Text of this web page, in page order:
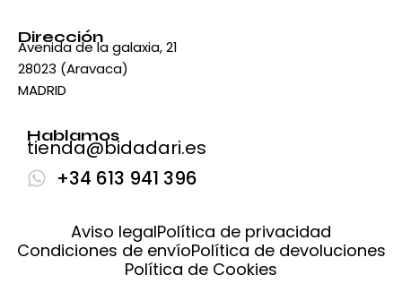
Dirección
Avenida de la galaxia, 21
28023 (Aravaca)
MADRID
Hablamos
tienda@bidadari.es
+34 613 941 396
Aviso legalPolítica de privacidad
Condiciones de envíoPolítica de devoluciones
Política de Cookies